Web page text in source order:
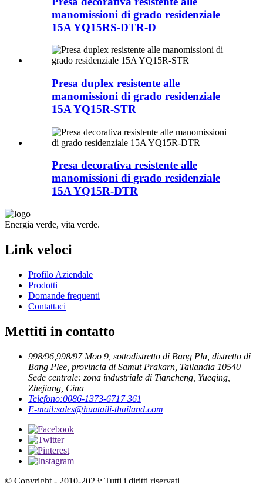
manomissioni di grado residenziale
15A YQ15RS-DTR-D
Presa duplex resistente alle
manomissioni di grado residenziale
15A YQ15R-STR
Presa decorativa resistente alle
manomissioni di grado residenziale
15A YQ15R-DTR
Energia verde, vita verde.
Link veloci
Profilo Aziendale
Prodotti
Domande frequenti
Contattaci
Mettiti in contatto
998/96,998/97 Moo 9, sottodistretto di Bang Pla, distretto di
Bang Plee, provincia di Samut Prakarn, Tailandia 10540
Sede centrale: zona industriale di Tiancheng, Yueqing,
Zhejiang, Cina
Telefono:0086-1373-6717 361
E-mail:sales@huataili-thailand.com
© Copyright - 2010-2023: Tutti i diritti riservati.